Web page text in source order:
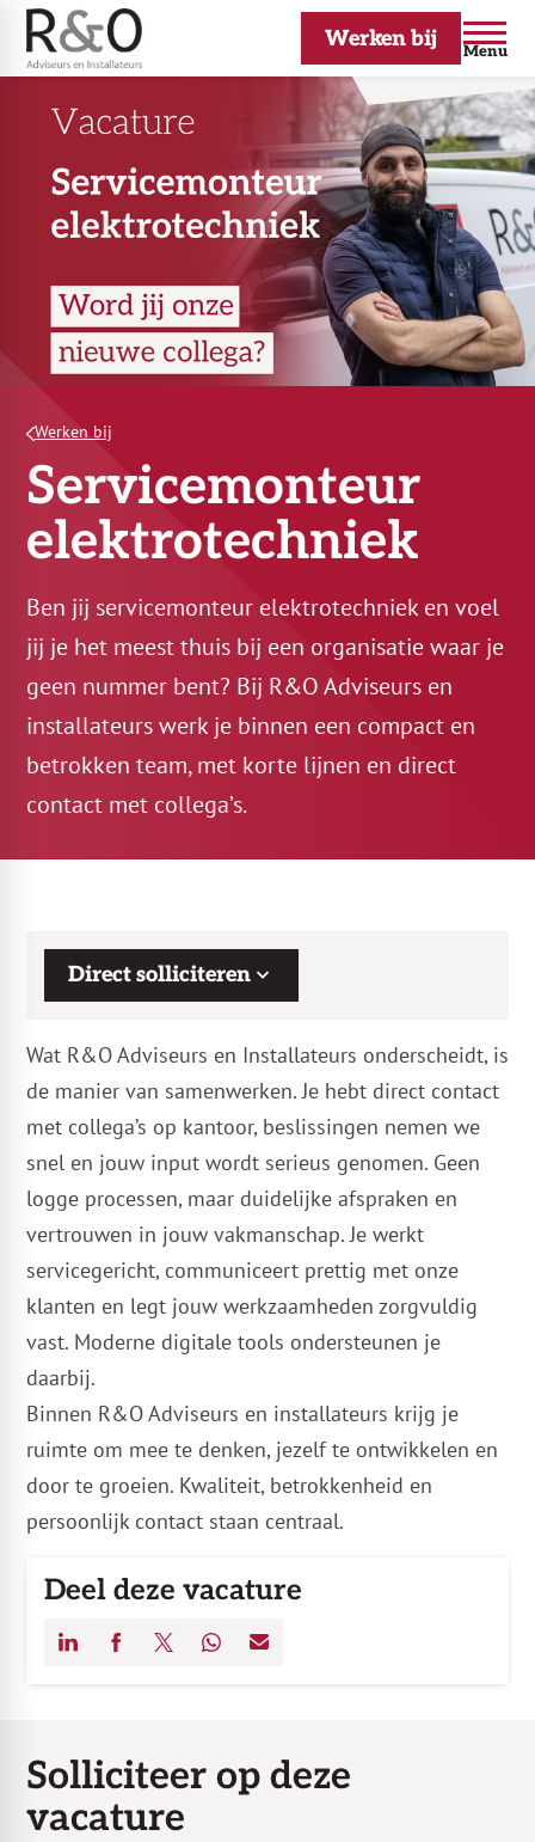
Werken bij Menu
Werken bij
Servicemonteur
elektrotechniek
Ben jij servicemonteur elektrotechniek en voel
jij je het meest thuis bij een organisatie waar je
geen nummer bent? Bij R&O Adviseurs en
installateurs werk je binnen een compact en
betrokken team, met korte lijnen en direct
contact met collega’s.
Wat R&O Adviseurs en Installateurs onderscheidt, is
de manier van samenwerken. Je hebt direct contact
met collega’s op kantoor, beslissingen nemen we
snel en jouw input wordt serieus genomen. Geen
logge processen, maar duidelijke afspraken en
vertrouwen in jouw vakmanschap. Je werkt
servicegericht, communiceert prettig met onze
klanten en legt jouw werkzaamheden zorgvuldig
vast. Moderne digitale tools ondersteunen je
daarbij.
Binnen R&O Adviseurs en installateurs krijg je
ruimte om mee te denken, jezelf te ontwikkelen en
door te groeien. Kwaliteit, betrokkenheid en
persoonlijk contact staan centraal.
Direct solliciteren
Deel deze vacature
Solliciteer op deze
vacature